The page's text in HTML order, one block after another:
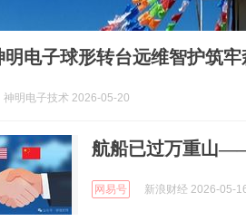
明电子球形转台远维智护筑
神明电子技术 2026-05-20
航船已过万重山
网易号 新浪财经 2026-05-